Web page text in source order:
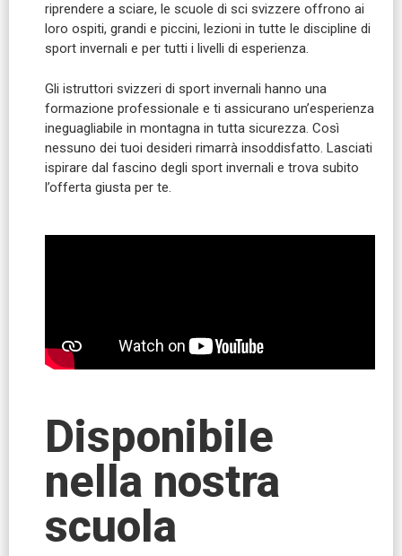
riprendere a sciare, le scuole di sci svizzere offrono ai
loro ospiti, grandi e piccini, lezioni in tutte le discipline di
sport invernali e per tutti i livelli di esperienza.
Gli istruttori svizzeri di sport invernali hanno una
formazione professionale e ti assicurano un’esperienza
ineguagliabile in montagna in tutta sicurezza. Così
nessuno dei tuoi desideri rimarrà insoddisfatto. Lasciati
ispirare dal fascino degli sport invernali e trova subito
l’offerta giusta per te.
Disponibile
nella nostra
scuola